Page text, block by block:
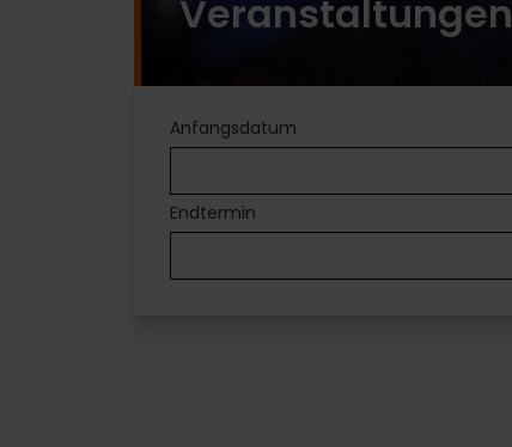
Veranstaltungen
PLÄNE
IN
VALÈNCIA
Anfangsdatum
Endtermin